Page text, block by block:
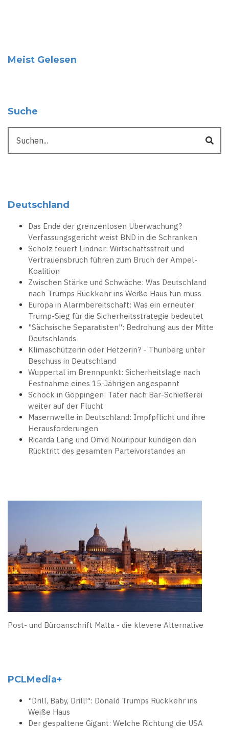
Meist Gelesen
Suche
Deutschland
Das Ende der grenzenlosen Überwachung?
Verfassungsgericht weist BND in die Schranken
Scholz feuert Lindner: Wirtschaftsstreit und
Vertrauensbruch führen zum Bruch der Ampel-
Koalition
Zwischen Stärke und Schwäche: Was Deutschland
nach Trumps Rückkehr ins Weiße Haus tun muss
Europa in Alarmbereitschaft: Was ein erneuter
Trump-Sieg für die Sicherheitsstrategie bedeutet
"Sächsische Separatisten": Bedrohung aus der Mitte
Deutschlands
Klimaschützerin oder Hetzerin? - Thunberg unter
Beschuss in Deutschland
Wuppertal im Brennpunkt: Sicherheitslage nach
Festnahme eines 15-Jährigen angespannt
Schock in Göppingen: Täter nach Bar-Schießerei
weiter auf der Flucht
Masernwelle in Deutschland: Impfpflicht und ihre
Herausforderungen
Ricarda Lang und Omid Nouripour kündigen den
Rücktritt des gesamten Parteivorstandes an
Post- und Büroanschrift Malta - die klevere Alternative
PCLMedia+
"Drill, Baby, Drill!": Donald Trumps Rückkehr ins
Weiße Haus
Der gespaltene Gigant: Welche Richtung die USA